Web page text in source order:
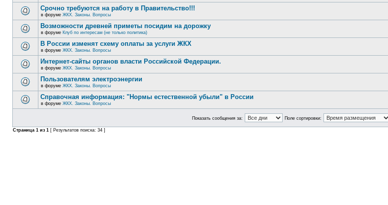
Срочно требуются на работу в Правительство!!!
в форуме ЖКХ. Законы. Вопросы
Возможности древней приметы посидим на дорожку
в форуме Клуб по интересам (не только политика)
В России изменят схему оплаты за услуги ЖКХ
в форуме ЖКХ. Законы. Вопросы
Интернет-сайты органов власти Российской Федерации.
в форуме ЖКХ. Законы. Вопросы
Пользователям электроэнергии
в форуме ЖКХ. Законы. Вопросы
Справочная информация: "Нормы естественной убыли" в России
в форуме ЖКХ. Законы. Вопросы
Показать сообщения за: Поле сортировки:
Страница 1 из 1 [ Результатов поиска: 34 ]